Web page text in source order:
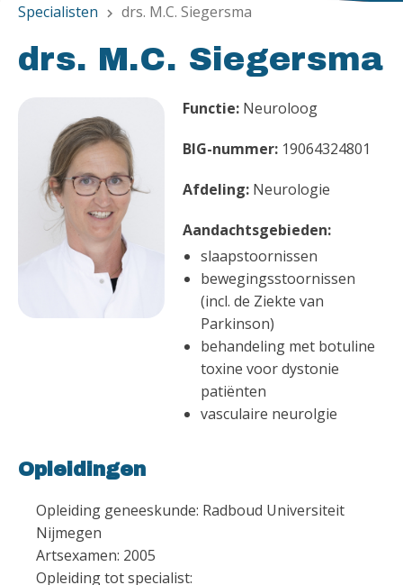
Specialisten chevron_right drs. M.C. Siegersma
drs. M.C. Siegersma
Functie: Neuroloog
BIG-nummer: 19064324801
Afdeling: Neurologie
Aandachtsgebieden:
slaapstoornissen
bewegingsstoornissen
(incl. de Ziekte van
Parkinson)
behandeling met botuline
toxine voor dystonie
patiënten
vasculaire neurolgie
Opleidingen
Opleiding geneeskunde: Radboud Universiteit
Nijmegen
Artsexamen: 2005
Opleiding tot specialist: